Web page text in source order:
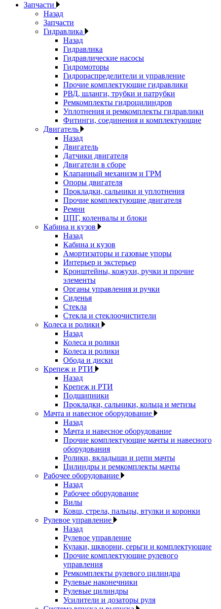
Запчасти
Назад
Запчасти
Гидравлика
Назад
Гидравлика
Гидравлические насосы
Гидромоторы
Гидрораспределители и управление
Прочие комплектующие гидравлики
РВД, шланги, трубки и патрубки
Ремкомплекты гидроцилиндров
Уплотнения и ремкомплекты гидравлики
Фитинги, соединения и комплектующие
Двигатель
Назад
Двигатель
Датчики двигателя
Двигатели в сборе
Клапанный механизм и ГРМ
Опоры двигателя
Прокладки, сальники и уплотнения
Прочие комплектующие двигателя
Ремни
ЦПГ, коленвалы и блоки
Кабина и кузов
Назад
Кабина и кузов
Амортизаторы и газовые упоры
Интерьер и экстерьер
Кронштейны, кожухи, ручки и прочие
элементы
Органы управления и ручки
Сиденья
Стекла
Стекла и стеклоочистители
Колеса и ролики
Назад
Колеса и ролики
Колеса и ролики
Обода и диски
Крепеж и РТИ
Назад
Крепеж и РТИ
Подшипники
Прокладки, сальники, кольца и метизы
Мачта и навесное оборудование
Назад
Мачта и навесное оборудование
Прочие комплектующие мачты и навесного
оборудования
Ролики, вкладыши и цепи мачты
Цилиндры и ремкомплекты мачты
Рабочее оборудование
Назад
Рабочее оборудование
Вилы
Ковш, стрела, пальцы, втулки и коронки
Рулевое управление
Назад
Рулевое управление
Кулаки, шкворни, серьги и комплектующие
Прочие комплектующие рулевого
управления
Ремкомплекты рулевого цилиндра
Рулевые наконечники
Рулевые цилиндры
Усилители и дозаторы руля